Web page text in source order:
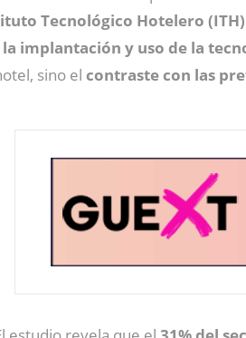
Tecnológico Hotelero (ITH)
implantación y uso de la
sino el contraste con las